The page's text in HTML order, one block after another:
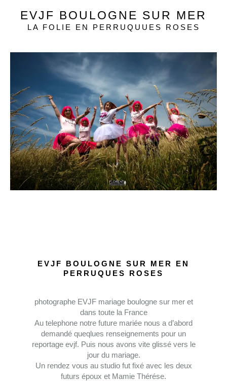
EVJF BOULOGNE SUR MER
LA FOLIE EN PERRUQUUES ROSES
EVJF BOULOGNE SUR MER EN
PERRUQUES ROSES
photographe EVJF mariage boulogne sur mer et
dans toute la France
Au telephone notre future mariée nous a d’abord
demandé queqlues renseignements pour un
reportage evjf. Puis nous avons vite glissé vers le
jour du mariage.
Un rendez vous au studio fut fixé avec les deux
futurs époux et Mamie Thérése.